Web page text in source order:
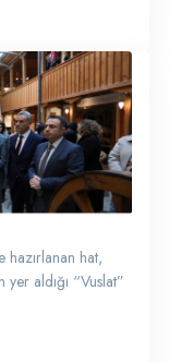
hazırlanan hat,
aldığı “Vuslat”